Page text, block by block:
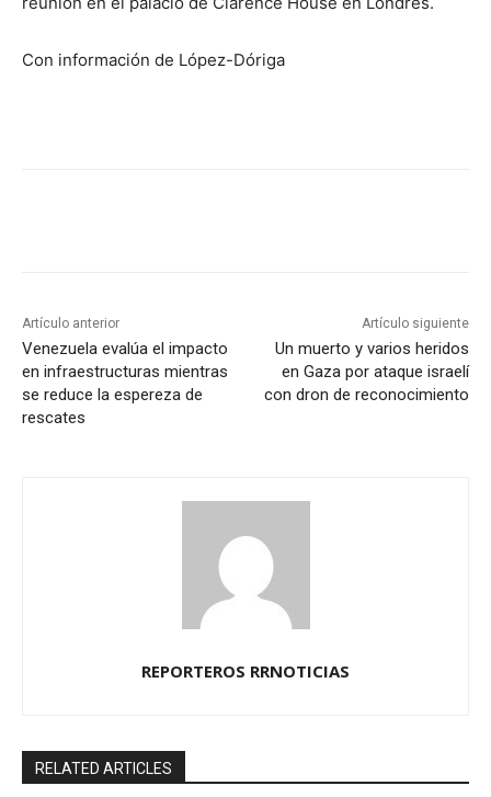
Con información de López-Dóriga
Artículo anterior
Venezuela evalúa el impacto
en infraestructuras mientras
se reduce la espereza de
rescates
Artículo siguiente
Un muerto y varios heridos
en Gaza por ataque israelí
con dron de reconocimiento
REPORTEROS RRNOTICIAS
RELATED ARTICLES